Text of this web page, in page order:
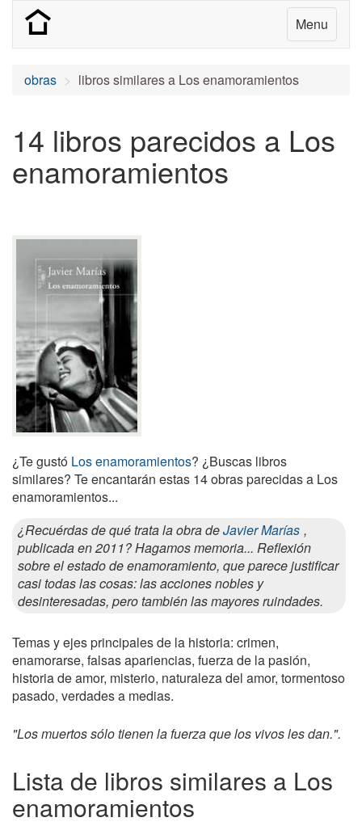
Menu
obras libros similares a Los enamoramientos
14 libros parecidos a Los
enamoramientos
¿Te gustó Los enamoramientos? ¿Buscas libros
similares? Te encantarán estas 14 obras parecidas a Los
enamoramientos...
¿Recuérdas de qué trata la obra deJavier Marías ,
publicada en 2011? Hagamos memoria... Reflexión
sobre el estado de enamoramiento, que parece justificar
casi todas las cosas: las acciones nobles y
desinteresadas, pero también las mayores ruindades.
Temas y ejes principales de la historia: crimen,
enamorarse, falsas apariencias, fuerza de la pasión,
historia de amor, misterio, naturaleza del amor, tormentoso
pasado, verdades a medias.
"Los muertos sólo tienen la fuerza que los vivos les dan.".
Lista de libros similares a Los
enamoramientos